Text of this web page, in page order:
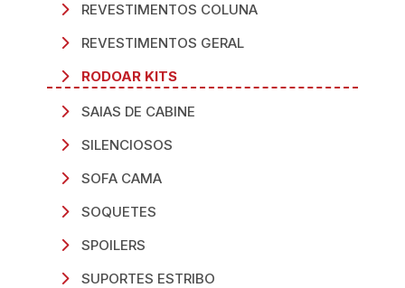
REVESTIMENTOS COLUNA
REVESTIMENTOS GERAL
RODOAR KITS
SAIAS DE CABINE
SILENCIOSOS
SOFA CAMA
SOQUETES
SPOILERS
SUPORTES ESTRIBO